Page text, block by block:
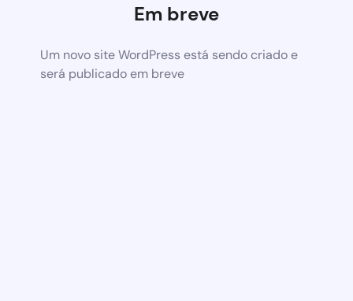
Em breve
Um novo site WordPress está sendo criado e
será publicado em breve